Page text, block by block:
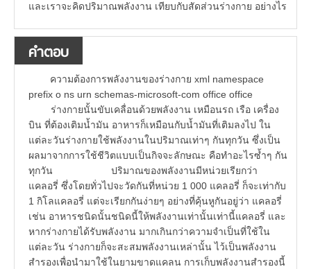
และเราจะคิดปริมาณพลังงาน เทียบกับสัดส่วนร่างกาย อย่างไร
คำตอบ
ความต้องการพลังงานของร่างกาย xml namespace
prefix o ns urn schemas-microsoft-com office office
ร่างกายนั้นขับเคลื่อนด้วยพลังงาน เหมือนรถ เรือ เครื่อง
บิน ที่ต้องเติมน้ำมัน อาหารก็เหมือนกับน้ำมันที่เติมลงไป ใน
แต่ละวันร่างกายใช้พลังงานในปริมาณเท่าๆ กันทุกวัน ซึ่งเป็น
ผลมาจากการใช้ชีวิตแบบเป็นกิจจะลักษณะ คือทำอะไรซ้ำๆ กัน
ทุกวัน ปริมาณของพลังงานมีหน่วยเรียกว่า
แคลอรี่ ซึ่งโดยทั่วไปจะวัดกันที่หน่วย 1 000 แคลอรี่ ก็จะเท่ากับ
1 กิโลแคลอรี่ แต่จะเรียกกันง่ายๆ อย่างที่คุ้นหูกันอยู่ว่า แคลอรี่
เช่น อาหารชนิดนั้นชนิดนี้ให้พลังงานเท่านั้นเท่านี้แคลอรี่ และ
หากร่างกายได้รับพลังงาน มากเกินกว่าความจำเป็นที่ใช้ใน
แต่ละวัน ร่างกายก็จะสะสมพลังงานเหล่านั้น ไว้เป็นพลังงาน
สำรองเพื่อนำมาใช้ในยามขาดแคลน การเก็บพลังงานสำรองนี้